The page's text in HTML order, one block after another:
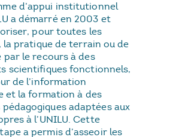
d’appui institutionnel
a démarré en 2003 et
pour toutes les
la pratique de terrain ou de
le recours à des
scientifiques fonctionnels,
de l’information
et la formation à des
adaptées aux
à l’UNILU. Cette
a permis d’asseoir les